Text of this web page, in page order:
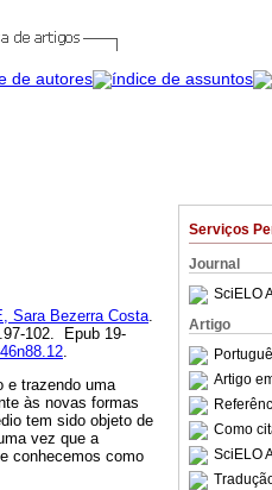
Serviços
Journal
SciELO
Artigo
Artigo
Como
SciELO
Sara Bezerra Costa.
102. Epub 19-
.
e trazendo uma
às novas formas
tem sido objeto de
vez que a
conhecemos como